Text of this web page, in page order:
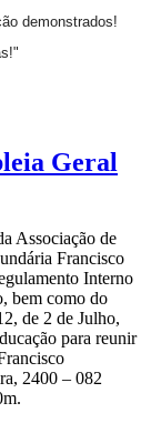
demonstrados!
Geral
Associação de
Francisco
Interno
bem como do
de 2 de Julho,
para reunir
2400 – 082